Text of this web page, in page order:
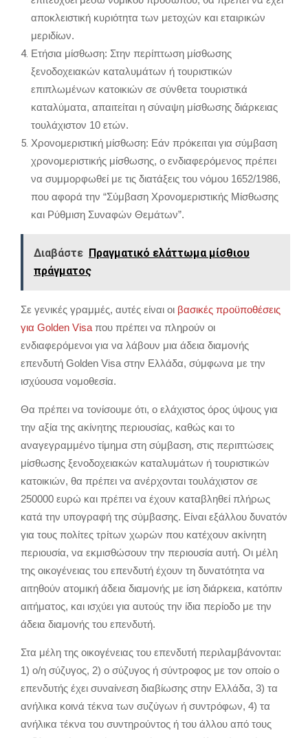
αποκλειστική κυριότητα των μετοχών και εταιρικών
μεριδίων.
Ετήσια μίσθωση: Στην περίπτωση μίσθωσης
ξενοδοχειακών καταλυμάτων ή τουριστικών
επιπλωμένων κατοικιών σε σύνθετα τουριστικά
καταλύματα, απαιτείται η σύναψη μίσθωσης διάρκειας
τουλάχιστον 10 ετών.
Χρονομεριστική μίσθωση: Εάν πρόκειται για σύμβαση
χρονομεριστικής μίσθωσης, ο ενδιαφερόμενος πρέπει
να συμμορφωθεί με τις διατάξεις του νόμου 1652/1986,
που αφορά την “Σύμβαση Χρονομεριστικής Μίσθωσης
και Ρύθμιση Συναφών Θεμάτων”.
Διαβάστε Πραγματικό ελάττωμα μίσθιου
πράγματος
Σε γενικές γραμμές, αυτές είναι οι βασικές προϋποθέσεις
για Golden Visa που πρέπει να πληρούν οι
ενδιαφερόμενοι για να λάβουν μια άδεια διαμονής
επενδυτή Golden Visa στην Ελλάδα, σύμφωνα με την
ισχύουσα νομοθεσία.
Θα πρέπει να τονίσουμε ότι, ο ελάχιστος όρος ύψους για
την αξία της ακίνητης περιουσίας, καθώς και το
αναγεγραμμένο τίμημα στη σύμβαση, στις περιπτώσεις
μίσθωσης ξενοδοχειακών καταλυμάτων ή τουριστικών
κατοικιών, θα πρέπει να ανέρχονται τουλάχιστον σε
250000 ευρώ και πρέπει να έχουν καταβληθεί πλήρως
κατά την υπογραφή της σύμβασης. Είναι εξάλλου δυνατόν
για τους πολίτες τρίτων χωρών που κατέχουν ακίνητη
περιουσία, να εκμισθώσουν την περιουσία αυτή. Οι μέλη
της οικογένειας του επενδυτή έχουν τη δυνατότητα να
αιτηθούν ατομική άδεια διαμονής με ίση διάρκεια, κατόπιν
αιτήματος, και ισχύει για αυτούς την ίδια περίοδο με την
άδεια διαμονής του επενδυτή.
Στα μέλη της οικογένειας του επενδυτή περιλαμβάνονται:
1) ο/η σύζυγος, 2) ο σύζυγος ή σύντροφος με τον οποίο ο
επενδυτής έχει συναίνεση διαβίωσης στην Ελλάδα, 3) τα
ανήλικα κοινά τέκνα των συζύγων ή συντρόφων, 4) τα
ανήλικα τέκνα του συντηρούντος ή του άλλου από τους